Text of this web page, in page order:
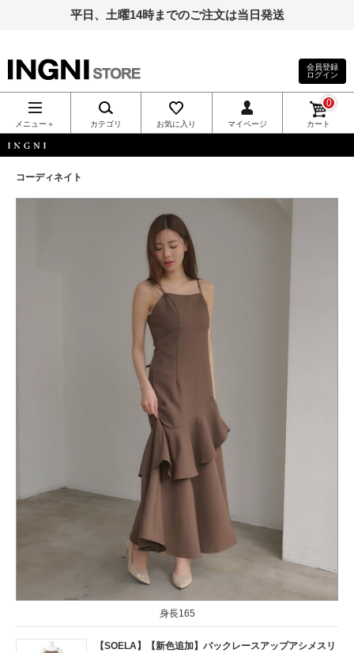
平日、土曜14時までのご注文は当日発送
INGNI（イン
グ）公式通
販｜INGNI
STORE
会員登録
ログイン
メニュー＋ カテゴリ お気に入り マイページ カート
0
コーディネイト
身長165
【SOELA】【新色追加】バックレースアップアシメスリ